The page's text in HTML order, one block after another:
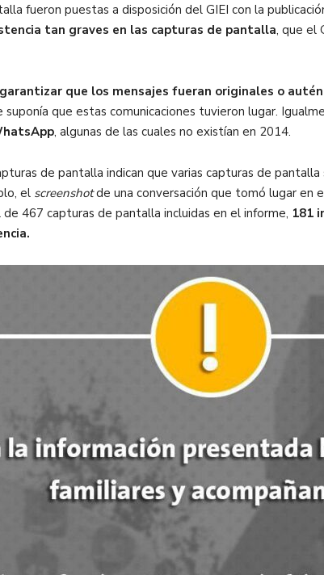
fueron puestas a disposición del GIEI con la
tan graves en las capturas de pantalla, que el
que los mensajes fueran originales o
suponía que estas comunicaciones tuvieron lugar.
, algunas de las cuales no existían en 2014.
de pantalla indican que varias capturas de
el screenshotde una conversación que tomó lugar en
467 capturas de pantalla incluidas en el informe, 181